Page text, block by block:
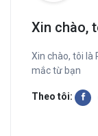
Xin chào,
Xin chào, tôi là
mắc từ bạn
Theo tôi: